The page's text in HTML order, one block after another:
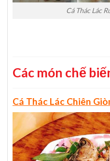
Cá Thác Lác
Các món chế
Cá Thác Lác Chiên